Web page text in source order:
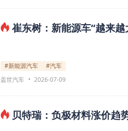
崔东树：新能源车“越来
#新能源汽车
#汽车
盖世汽车
2026-07-09
贝特瑞：负极材料涨价趋